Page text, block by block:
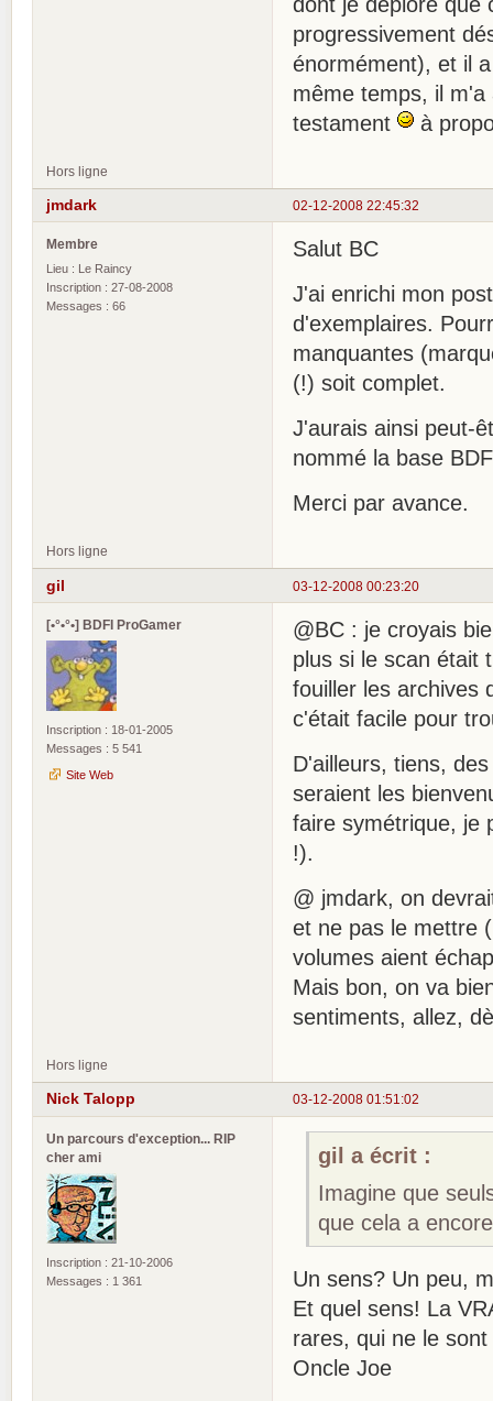
progressivement
énormément), et il
même temps, il
testament
à
Hors ligne
02-12-2008 22:45:32
jmdark
Membre
Lieu : Le Raincy
Inscription : 27-08-2008
Messages : 66
Salut BC
J'ai enrichi mon
d'exemplaires.
manquantes
(!) soit complet.
J'aurais ainsi peut-
nommé la base
Merci par avance.
Hors ligne
03-12-2008 00:23:20
gil
[•°•°•] BDFI ProGamer
Inscription : 18-01-2005
Messages : 5 541
Site Web
@BC : je croyais
plus si le scan était
fouiller les archives
c'était facile pour
D'ailleurs, tiens,
seraient les
faire symétrique, je
!).
@ jmdark, on
et ne pas le mettre
volumes aient
Mais bon, on va
sentiments, allez,
Hors ligne
03-12-2008 01:51:02
Nick Talopp
Un parcours d'exception... RIP
cher ami
Inscription : 21-10-2006
Messages : 1 361
gil a écrit :
Imagine que
que cela a
Un sens? Un peu,
Et quel sens! La
rares, qui ne le
Oncle Joe